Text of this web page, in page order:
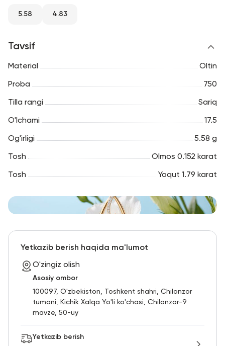
5.58 4.83
Tavsif
Material Oltin
Proba 750
Tilla rangi Sariq
O'lchami 17.5
Og'irligi 5.58 g
Tosh Olmos 0.152 karat
Tosh Yoqut 1.79 karat
Yetkazib berish haqida ma'lumot
O'zingiz olish
Asosiy ombor
100097, O'zbekiston, Toshkent shahri, Chilonzor
tumani, Kichik Xalqa Yo'li ko'chasi, Chilonzor-9
mavze, 50-uy
Yetkazib berish